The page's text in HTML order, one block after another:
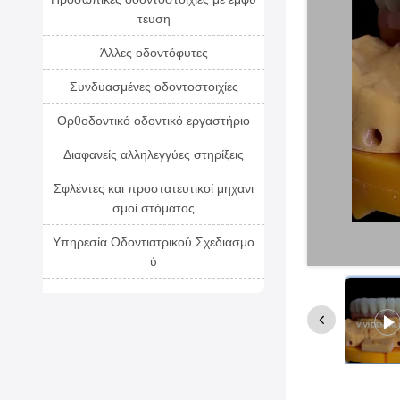
τευση
Άλλες οδοντόφυτες
Συνδυασμένες οδοντοστοιχίες
Ορθοδοντικό οδοντικό εργαστήριο
Διαφανείς αλληλεγγύες στηρίξεις
Σφλέντες και προστατευτικοί μηχανι
σμοί στόματος
Υπηρεσία Οδοντιατρικού Σχεδιασμο
ύ